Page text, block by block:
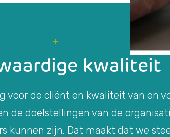
kwaliteit
de cliënt en kwaliteit van en
de doelstellingen van de
kunnen zijn. Dat maakt dat we